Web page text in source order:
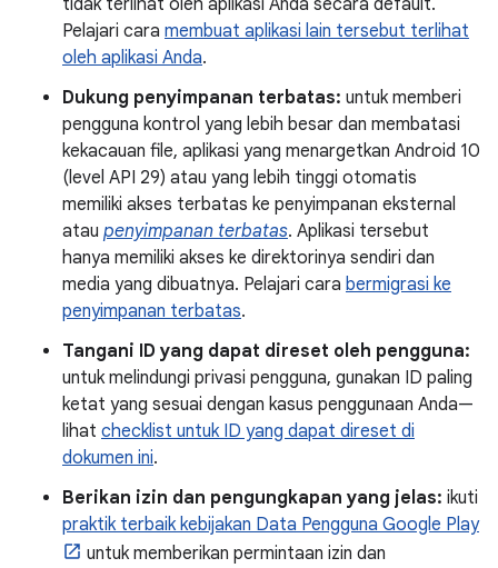
tidak terlihat oleh aplikasi Anda secara default.
Pelajari cara membuat aplikasi lain tersebut terlihat
oleh aplikasi Anda.
Dukung penyimpanan terbatas: untuk memberi
pengguna kontrol yang lebih besar dan membatasi
kekacauan file, aplikasi yang menargetkan Android 10
(level API 29) atau yang lebih tinggi otomatis
memiliki akses terbatas ke penyimpanan eksternal
atau penyimpanan terbatas. Aplikasi tersebut
hanya memiliki akses ke direktorinya sendiri dan
media yang dibuatnya. Pelajari cara bermigrasi ke
penyimpanan terbatas.
Tangani ID yang dapat direset oleh pengguna:
untuk melindungi privasi pengguna, gunakan ID paling
ketat yang sesuai dengan kasus penggunaan Anda—
lihat checklist untuk ID yang dapat direset di
dokumen ini.
Berikan izin dan pengungkapan yang jelas: ikuti
praktik terbaik kebijakan Data Pengguna Google Play
untuk memberikan permintaan izin dan